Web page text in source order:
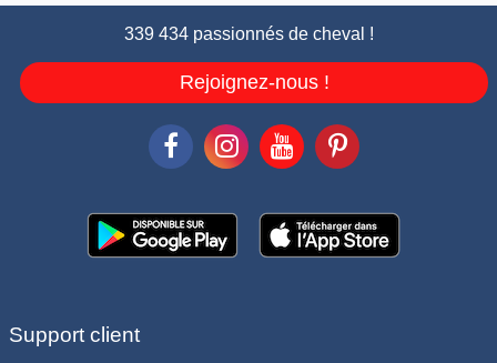
339 434 passionnés de cheval !
Rejoignez-nous !
Support client